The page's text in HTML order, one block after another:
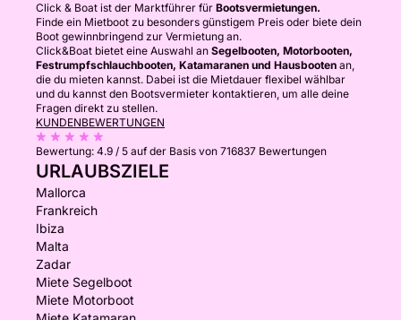
Click & Boat ist der Marktführer für Bootsvermietungen.
Finde ein Mietboot zu besonders günstigem Preis oder biete dein
Boot gewinnbringend zur Vermietung an.
Click&Boat bietet eine Auswahl an Segelbooten, Motorbooten,
Festrumpfschlauchbooten, Katamaranen und Hausbooten an,
die du mieten kannst. Dabei ist die Mietdauer flexibel wählbar
und du kannst den Bootsvermieter kontaktieren, um alle deine
Fragen direkt zu stellen.
KUNDENBEWERTUNGEN
Bewertung: 4.9 / 5 auf der Basis von 716837 Bewertungen
URLAUBSZIELE
Mallorca
Frankreich
Ibiza
Malta
Zadar
Miete Segelboot
Miete Motorboot